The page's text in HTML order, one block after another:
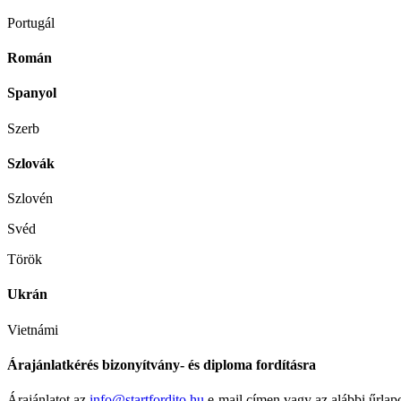
Portugál
Román
Spanyol
Szerb
Szlovák
Szlovén
Svéd
Török
Ukrán
Vietnámi
Árajánlatkérés bizonyítvány- és diploma fordításra